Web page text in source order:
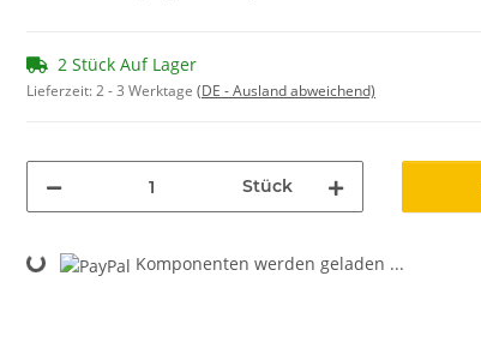
2 Stück Auf Lager
Lieferzeit:2 - 3 Werktage (DE - Ausland abweichend)
Stück
Loading... Komponenten werden geladen ...